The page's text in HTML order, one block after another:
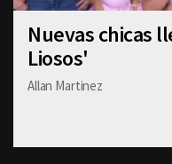
Nuevas chicas
Liosos'
Allan Martinez